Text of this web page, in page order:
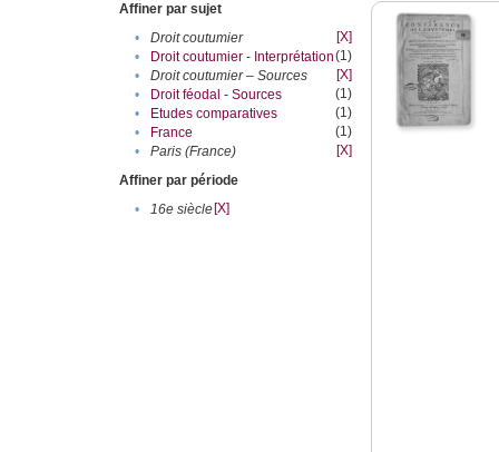
Affiner par sujet
•
Droit coutumier
[X]
•
Droit coutumier - Interprétation(1)
•
Droit coutumier – Sources
[X]
•
Droit féodal - Sources
(1)
•
Etudes comparatives
(1)
•
France
(1)
•
Paris (France)
[X]
Affiner par période
•
16e siècle[X]